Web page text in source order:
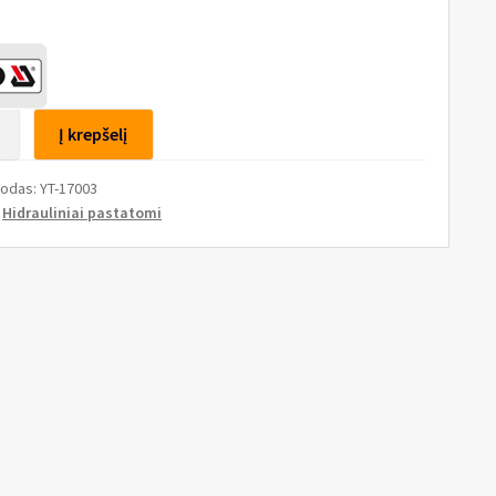
Į krepšelį
YT-17003
Hidrauliniai pastatomi